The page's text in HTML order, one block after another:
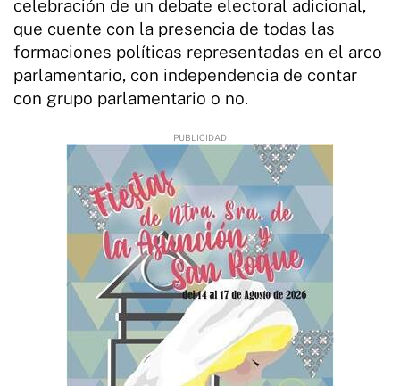
celebración de un debate electoral adicional,
que cuente con la presencia de todas las
formaciones políticas representadas en el arco
parlamentario, con independencia de contar
con grupo parlamentario o no.